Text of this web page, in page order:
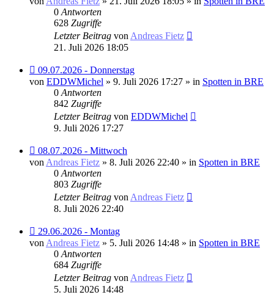
0 Antworten
628 Zugriffe
Letzter Beitrag von Andreas Fietz
21. Juli 2026 18:05
Neuer
Beitrag
09.07.2026 - Donnerstag
von EDDWMichel » 9. Juli 2026 17:27 » in Spotten in BRE
0 Antworten
842 Zugriffe
Letzter Beitrag von EDDWMichel
9. Juli 2026 17:27
Neuer
Beitrag
08.07.2026 - Mittwoch
von Andreas Fietz » 8. Juli 2026 22:40 » in Spotten in BRE
0 Antworten
803 Zugriffe
Letzter Beitrag von Andreas Fietz
8. Juli 2026 22:40
Neuer
Beitrag
29.06.2026 - Montag
von Andreas Fietz » 5. Juli 2026 14:48 » in Spotten in BRE
0 Antworten
684 Zugriffe
Letzter Beitrag von Andreas Fietz
5. Juli 2026 14:48